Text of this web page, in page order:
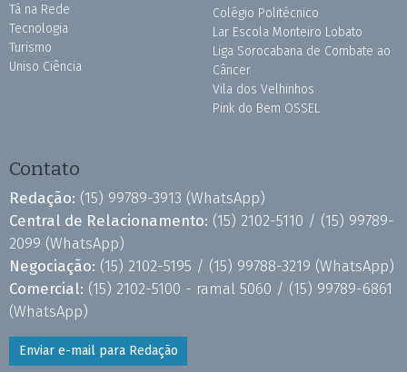
Tá na Rede
Tecnologia
Turismo
Uniso Ciência
Colégio Politécnico
Lar Escola Monteiro Lobato
Liga Sorocabana de Combate ao
Câncer
Vila dos Velhinhos
Pink do Bem OSSEL
Contato
Redação: (15) 99789-3913 (WhatsApp)
Central de Relacionamento: (15) 2102-5110 / (15) 99789-
2099 (WhatsApp)
Negociação: (15) 2102-5195 / (15) 99788-3219 (WhatsApp)
Comercial: (15) 2102-5100 - ramal 5060 / (15) 99789-6861
(WhatsApp)
Enviar e-mail para Redação